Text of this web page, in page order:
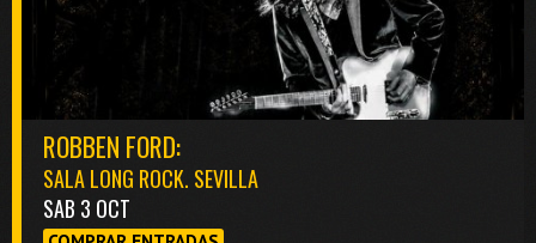
ROBBEN FORD:
SALA LONG ROCK. SEVILLA
SAB 3 OCT